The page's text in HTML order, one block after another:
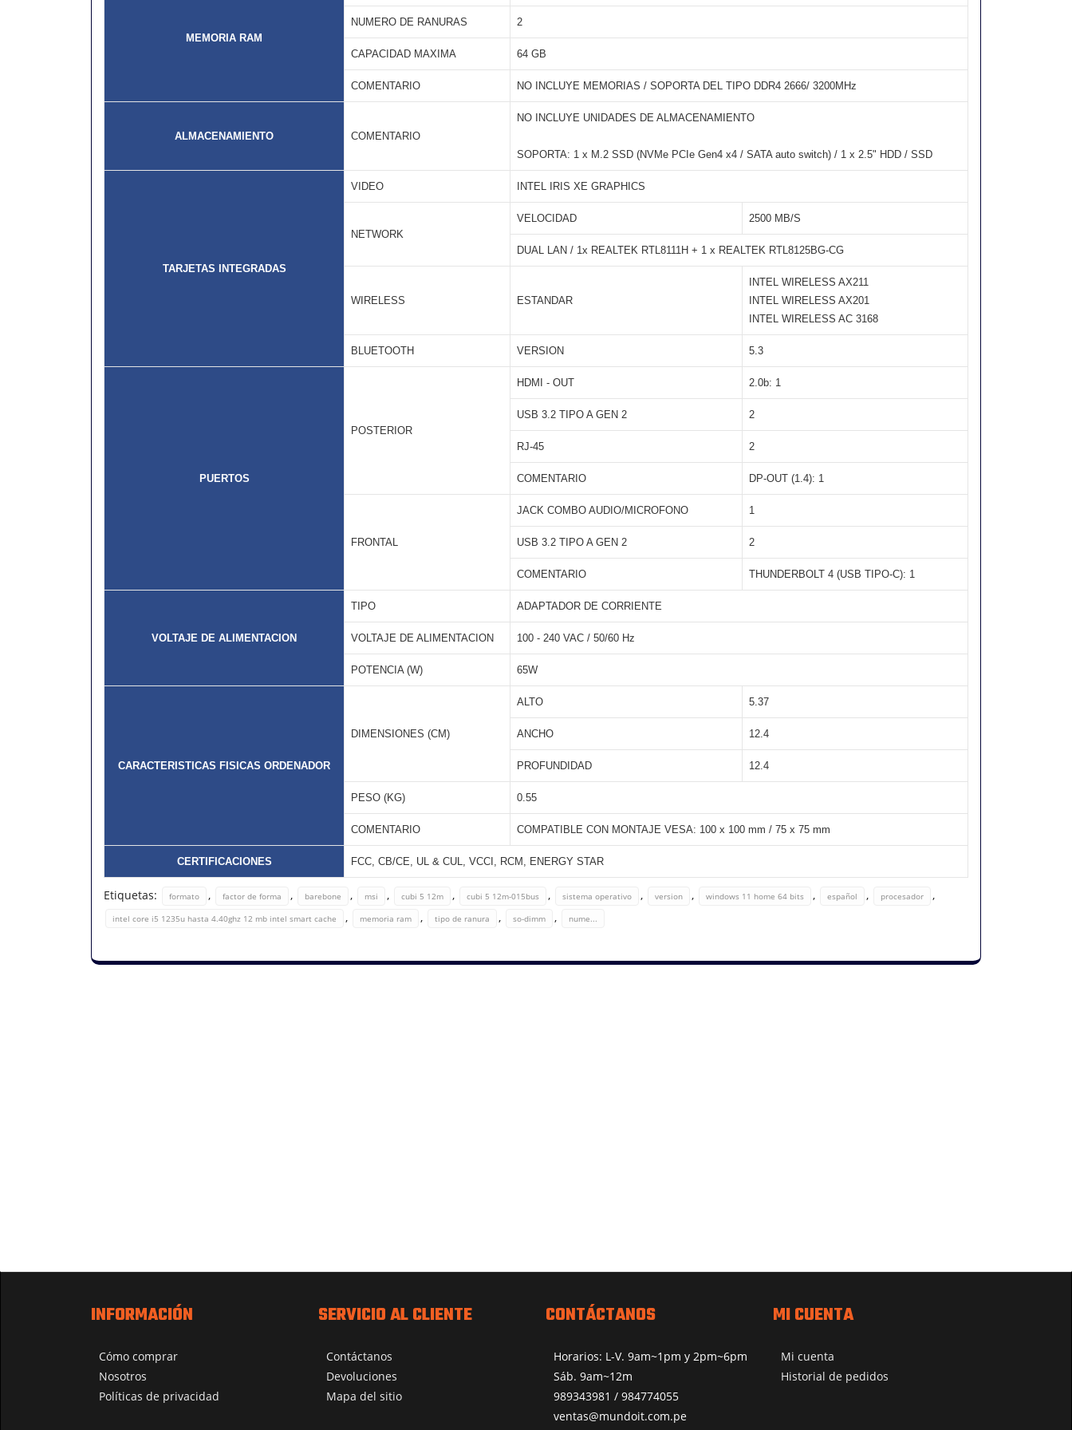
MEMORIA RAM
NUMERO DE RANURAS 2
CAPACIDAD MAXIMA 64 GB
COMENTARIO NO INCLUYE MEMORIAS / SOPORTA DEL TIPO DDR4 2666/ 3200MHz
ALMACENAMIENTO COMENTARIO
NO INCLUYE UNIDADES DE ALMACENAMIENTO
SOPORTA: 1 x M.2 SSD (NVMe PCIe Gen4 x4 / SATA auto switch) / 1 x 2.5" HDD / SSD
TARJETAS INTEGRADAS
VIDEO INTEL IRIS XE GRAPHICS
NETWORK
VELOCIDAD 2500 MB/S
DUAL LAN / 1x REALTEK RTL8111H + 1 x REALTEK RTL8125BG-CG
WIRELESS ESTANDAR
INTEL WIRELESS AX211
INTEL WIRELESS AX201
INTEL WIRELESS AC 3168
BLUETOOTH VERSION 5.3
PUERTOS
POSTERIOR
HDMI - OUT 2.0b: 1
USB 3.2 TIPO A GEN 2 2
RJ-45 2
COMENTARIO DP-OUT (1.4): 1
FRONTAL
JACK COMBO AUDIO/MICROFONO 1
USB 3.2 TIPO A GEN 2 2
COMENTARIO THUNDERBOLT 4 (USB TIPO-C): 1
VOLTAJE DE ALIMENTACION
TIPO ADAPTADOR DE CORRIENTE
VOLTAJE DE ALIMENTACION 100 - 240 VAC / 50/60 Hz
POTENCIA (W) 65W
CARACTERISTICAS FISICAS ORDENADOR
DIMENSIONES (CM)
ALTO 5.37
ANCHO 12.4
PROFUNDIDAD 12.4
PESO (KG) 0.55
COMENTARIO COMPATIBLE CON MONTAJE VESA: 100 x 100 mm / 75 x 75 mm
CERTIFICACIONES FCC, CB/CE, UL & CUL, VCCI, RCM, ENERGY STAR
Etiquetas: formato , factor de forma , barebone , msi , cubi 5 12m , cubi 5 12m-015bus , sistema operativo , version , windows 11 home 64 bits , español , procesador ,
intel core i5 1235u hasta 4.40ghz 12 mb intel smart cache , memoria ram , tipo de ranura , so-dimm , nume...
INFORMACIÓN
Cómo comprar
Nosotros
Políticas de privacidad
SERVICIO AL CLIENTE
Contáctanos
Devoluciones
Mapa del sitio
CONTÁCTANOS
Horarios: L-V. 9am~1pm y 2pm~6pm
Sáb. 9am~12m
989343981 / 984774055
ventas@mundoit.com.pe
MI CUENTA
Mi cuenta
Historial de pedidos